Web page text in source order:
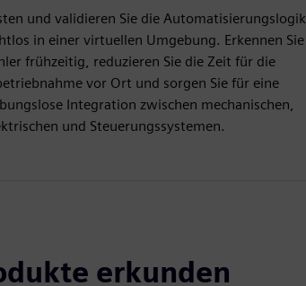
und validieren Sie die Automatisierungslogik
in einer virtuellen Umgebung. Erkennen Sie
frühzeitig, reduzieren Sie die Zeit für die
vor Ort und sorgen Sie für eine
Integration zwischen mechanischen,
und Steuerungssystemen.
erkunden